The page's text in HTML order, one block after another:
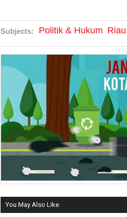
Subjects: Politik & Hukum Riau
You May Also Like